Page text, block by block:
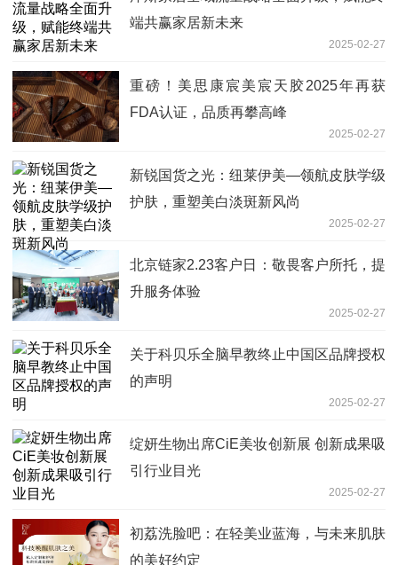
端共赢家居新未来
2025-02-27
重磅！美思康宸美宸天胶2025年再获
FDA认证，品质再攀高峰
2025-02-27
新锐国货之光：纽莱伊美—领航皮肤学级
护肤，重塑美白淡斑新风尚
2025-02-27
北京链家2.23客户日：敬畏客户所托，提
升服务体验
2025-02-27
关于科贝乐全脑早教终止中国区品牌授权
的声明
2025-02-27
绽妍生物出席CiE美妆创新展 创新成果吸
引行业目光
2025-02-27
初荔洗脸吧：在轻美业蓝海，与未来肌肤
的美好约定